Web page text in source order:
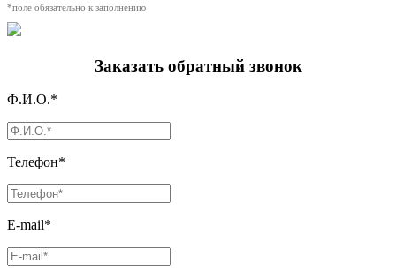
*поле обязательно к заполнению
Заказать обратный звонок
Ф.И.О.*
Телефон*
E-mail*